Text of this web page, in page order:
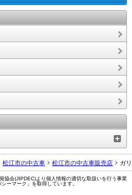
松江市の中古車 松江市の中古車販売店 ガ
協会(JIPDEC)より個人情報の適切な取扱いを行う事業
ーマーク」を取得しています。